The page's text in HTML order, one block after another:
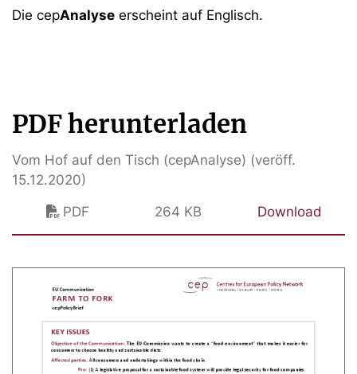
Die cepAnalyseerscheint auf Englisch.
PDF herunterladen
Vom Hof auf den Tisch (cepAnalyse) (veröff.
15.12.2020)
PDF
264 KB Download